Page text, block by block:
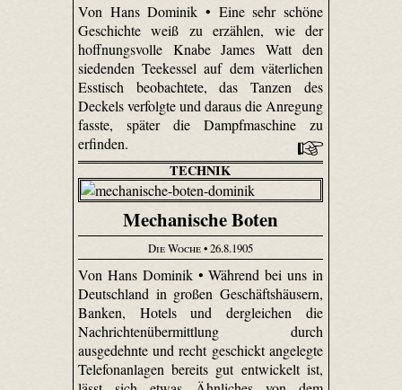
Von Hans Dominik • Eine sehr schöne
Geschichte weiß zu erzählen, wie der
hoffnungsvolle Knabe James Watt den
siedenden Teekessel auf dem väterlichen
Esstisch beobachtete, das Tanzen des
Deckels verfolgte und daraus die Anregung
fasste, später die Dampfmaschine zu
erfinden.
TECHNIK
Mechanische Boten
Die Woche• 26.8.1905
Von Hans Dominik • Während bei uns in
Deutschland in großen Geschäftshäusern,
Banken, Hotels und dergleichen die
Nachrichtenübermittlung durch
ausgedehnte und recht geschickt angelegte
Telefonanlagen bereits gut entwickelt ist,